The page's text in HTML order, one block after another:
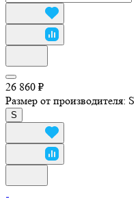
26 860 ₽
Размер от производителя: S
S